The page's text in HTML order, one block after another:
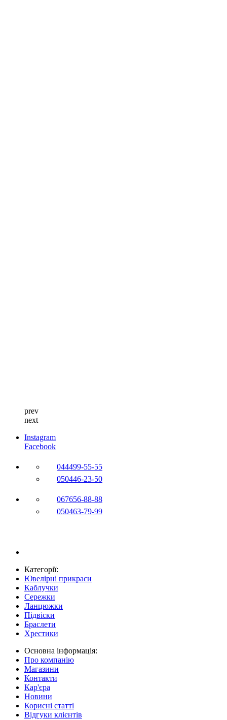
prev
next
Instagram
Facebook
044499-55-55
050446-23-50
067656-88-88
050463-79-99
Категорії:
Ювелірні прикраси
Каблучки
Сережки
Ланцюжки
Підвіски
Браслети
Хрестики
Основна інформація:
Про компанію
Магазини
Контакти
Кар'єра
Новини
Корисні статті
Відгуки клієнтів